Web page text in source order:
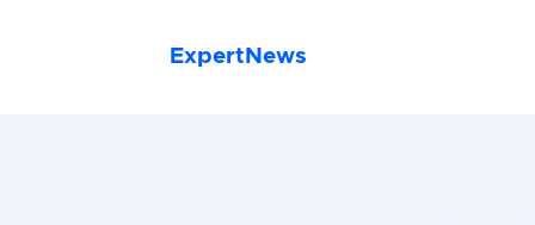
ExpertNews